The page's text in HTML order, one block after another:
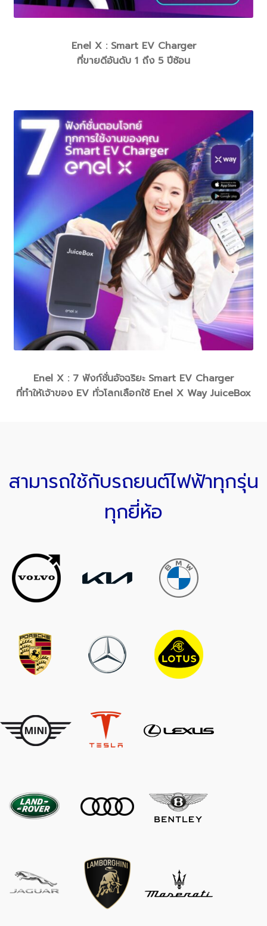
Enel X : Smart EV Charger
ที่ขายดีอันดับ 1 ถึง 5 ปีซ้อน
Enel X : 7 ฟังก์ชั่นอัจฉริยะ Smart EV Charger
ที่ทำให้เจ้าของ EV ทั่วโลกเลือกใช้ Enel X Way JuiceBox
สามารถใช้กับรถยนต์ไฟฟ้าทุกรุ่น
ทุกยี่ห้อ